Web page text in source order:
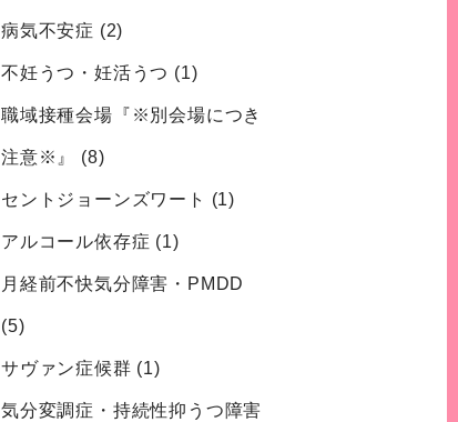
病気不安症 (2)
不妊うつ・妊活うつ (1)
職域接種会場『※別会場につき
注意※』 (8)
セントジョーンズワート (1)
アルコール依存症 (1)
月経前不快気分障害・PMDD
(5)
サヴァン症候群 (1)
気分変調症・持続性抑うつ障害